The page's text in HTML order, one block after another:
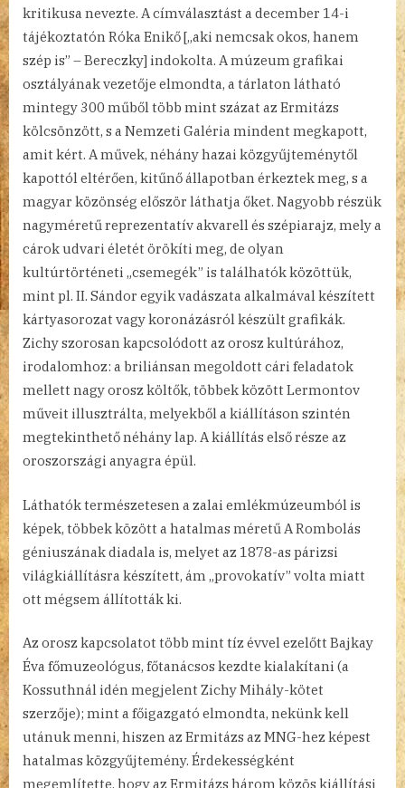
kritikusa nevezte. A címválasztást a december 14-i
tájékoztatón Róka Enikő [„aki nemcsak okos, hanem
szép is” – Bereczky] indokolta. A múzeum grafikai
osztályának vezetője elmondta, a tárlaton látható
mintegy 300 műből több mint százat az Ermitázs
kölcsönzött, s a Nemzeti Galéria mindent megkapott,
amit kért. A művek, néhány hazai közgyűjteménytől
kapottól eltérően, kitűnő állapotban érkeztek meg, s a
magyar közönség először láthatja őket. Nagyobb részük
nagyméretű reprezentatív akvarell és szépiarajz, mely a
cárok udvari életét örökíti meg, de olyan
kultúrtörténeti „csemegék” is találhatók közöttük,
mint pl. II. Sándor egyik vadászata alkalmával készített
kártyasorozat vagy koronázásról készült grafikák.
Zichy szorosan kapcsolódott az orosz kultúrához,
irodalomhoz: a briliánsan megoldott cári feladatok
mellett nagy orosz költők, többek között Lermontov
műveit illusztrálta, melyekből a kiállításon szintén
megtekinthető néhány lap. A kiállítás első része az
oroszországi anyagra épül.
Láthatók természetesen a zalai emlékmúzeumból is
képek, többek között a hatalmas méretű A Rombolás
géniuszának diadala is, melyet az 1878-as párizsi
világkiállításra készített, ám „provokatív” volta miatt
ott mégsem állították ki.
Az orosz kapcsolatot több mint tíz évvel ezelőtt Bajkay
Éva főmuzeológus, főtanácsos kezdte kialakítani (a
Kossuthnál idén megjelent Zichy Mihály-kötet
szerzője); mint a főigazgató elmondta, nekünk kell
utánuk menni, hiszen az Ermitázs az MNG-hez képest
hatalmas közgyűjtemény. Érdekességként
megemlítette, hogy az Ermitázs három közös kiállítási